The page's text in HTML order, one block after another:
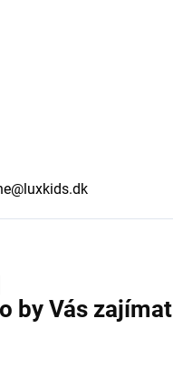
by Vás zajímat